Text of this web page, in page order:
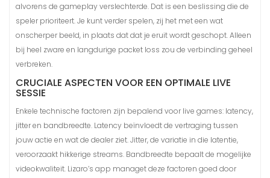
alvorens de gameplay verslechterde. Dat is een beslissing die de
speler prioriteert. Je kunt verder spelen, zij het met een wat
onscherper beeld, in plaats dat dat je eruit wordt geschopt. Alleen
bij heel zware en langdurige packet loss zou de verbinding geheel
verbreken.
CRUCIALE ASPECTEN VOOR EEN OPTIMALE LIVE
SESSIE
Enkele technische factoren zijn bepalend voor live games: latency,
jitter en bandbreedte. Latency beïnvloedt de vertraging tussen
jouw actie en wat de dealer ziet. Jitter, de variatie in die latentie,
veroorzaakt hikkerige streams. Bandbreedte bepaalt de mogelijke
videokwaliteit. Lizaro’s app managet deze factoren goed door